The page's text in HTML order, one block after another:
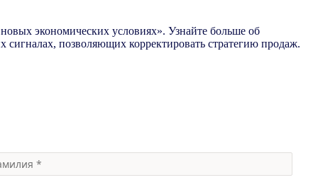
экономических условиях». Узнайте больше об
сигналах, позволяющих корректировать стратегию продаж.